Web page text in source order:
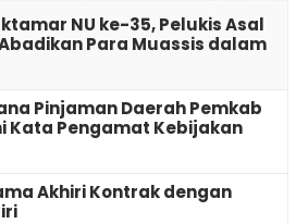
NU ke-35, Pelukis Asal
Para Muassis dalam
Pinjaman Daerah Pemkab
Kata Pengamat Kebijakan
Akhiri Kontrak dengan